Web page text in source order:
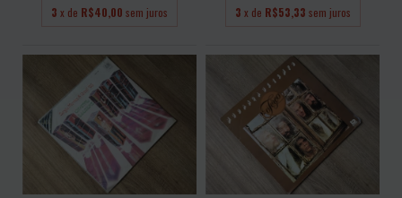
3 x de R$40,00 sem juros 3 x de R$53,33 sem juros